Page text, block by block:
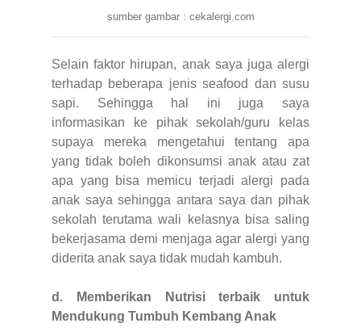
sumber gambar : cekalergi.com
Selain faktor hirupan, anak saya juga alergi
terhadap beberapa jenis seafood dan susu
sapi. Sehingga hal ini juga saya
informasikan ke pihak sekolah/guru kelas
supaya mereka mengetahui tentang apa
yang tidak boleh dikonsumsi anak atau zat
apa yang bisa memicu terjadi alergi pada
anak saya sehingga antara saya dan pihak
sekolah terutama wali kelasnya bisa saling
bekerjasama demi menjaga agar alergi yang
diderita anak saya tidak mudah kambuh.
d. Memberikan Nutrisi terbaik untuk
Mendukung Tumbuh Kembang Anak